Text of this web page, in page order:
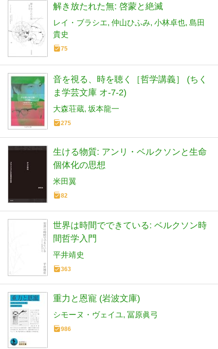
解き放たれた無: 啓蒙と絶滅
レイ・ブラシエ 仲山ひふみ 小林卓也 島田
貴史
75
音を視る、時を聴く［哲学講義］ (ちく
ま学芸文庫 オ-7-2)
大森荘蔵 坂本龍一
275
生ける物質: アンリ・ベルクソンと生命
個体化の思想
米田翼
82
世界は時間でできている: ベルクソン時
間哲学入門
平井靖史
363
重力と恩寵 (岩波文庫)
シモーヌ・ヴェイユ 冨原眞弓
986